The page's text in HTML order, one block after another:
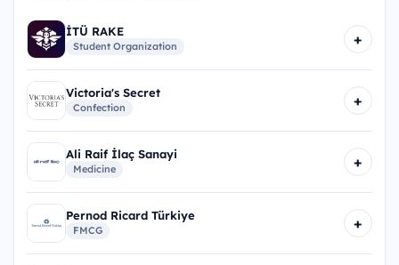
İTÜ RAKE
Student Organization +
Victoria's Secret
Confection +
Ali Raif İlaç Sanayi
Medicine +
Pernod Ricard Türkiye
FMCG +